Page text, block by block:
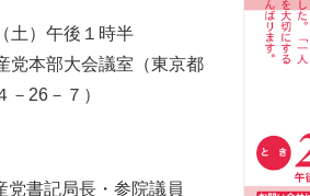
土）午後１時半
党本部大会議室（東京都
－26－７）
党書記局長・参院議員